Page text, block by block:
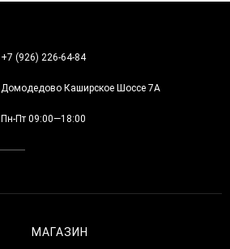
+7 (926) 226-64-84
Домодедово Каширское Шоссе 7А
Пн-Пт 09:00—18:00
МАГАЗИН